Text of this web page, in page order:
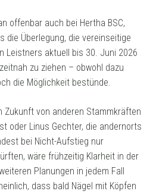
offenbar auch bei Hertha BSC,
die Überlegung, die vereinseitige
Leistners aktuell bis 30. Juni 2026
zu ziehen – obwohl dazu
die Möglichkeit bestünde.
von anderen Stammkräften
oder Linus Gechter, die andernorts
bei Nicht-Aufstieg nur
wäre frühzeitig Klarheit in der
Planungen in jedem Fall
dass bald Nägel mit Köpfen